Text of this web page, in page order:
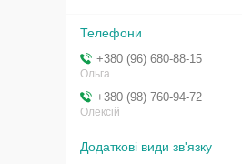
+380 (96) 680-88-15
Ольга
+380 (98) 760-94-72
Олексій